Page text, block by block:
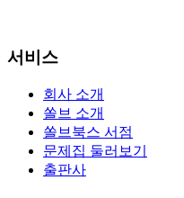
서비스
회사 소개
쏠브 소개
쏠브북스 서점
문제집 둘러보기
출판사